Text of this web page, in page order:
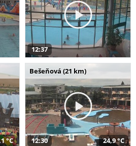
12:37
°C
Bešeňová (21 km)
12:30 24,9 °C